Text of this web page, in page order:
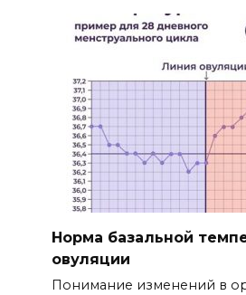
Норма базальной
овуляции
Понимание изменений в